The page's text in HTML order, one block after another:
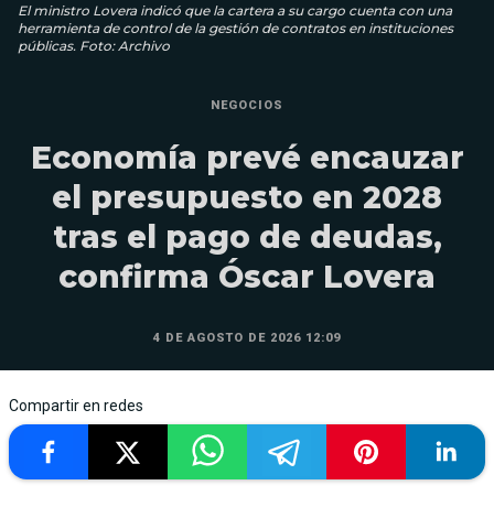
El ministro Lovera indicó que la cartera a su cargo cuenta con una
herramienta de control de la gestión de contratos en instituciones
públicas. Foto: Archivo
NEGOCIOS
Economía prevé encauzar
el presupuesto en 2028
tras el pago de deudas,
confirma Óscar Lovera
4 DE AGOSTO DE 2026 12:09
Compartir en redes